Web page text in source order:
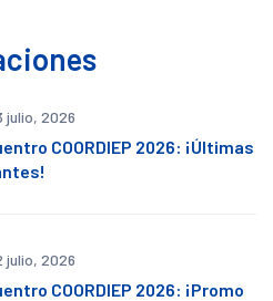
julio, 2026
COORDIEP 2026: ¡Últimas
julio, 2026
COORDIEP 2026: ¡Promo